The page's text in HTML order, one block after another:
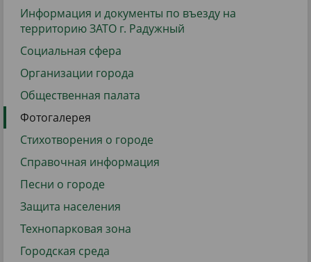
Информация и документы по въезду на
территорию ЗАТО г. Радужный
Социальная сфера
Организации города
Общественная палата
Фотогалерея
Стихотворения о городе
Справочная информация
Песни о городе
Защита населения
Технопарковая зона
Городская среда